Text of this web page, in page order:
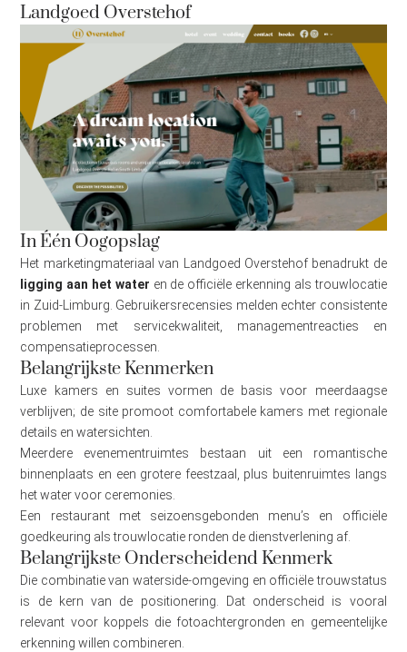
Landgoed Overstehof
In Één Oogopslag
Het marketingmateriaal van Landgoed Overstehof benadrukt de
ligging aan het water en de officiële erkenning als trouwlocatie
in Zuid-Limburg. Gebruikersrecensies melden echter consistente
problemen met servicekwaliteit, managementreacties en
compensatieprocessen.
Belangrijkste Kenmerken
Luxe kamers en suites vormen de basis voor meerdaagse
verblijven; de site promoot comfortabele kamers met regionale
details en watersichten.
Meerdere evenementruimtes bestaan uit een romantische
binnenplaats en een grotere feestzaal, plus buitenruimtes langs
het water voor ceremonies.
Een restaurant met seizoensgebonden menu’s en officiële
goedkeuring als trouwlocatie ronden de dienstverlening af.
Belangrijkste Onderscheidend Kenmerk
Die combinatie van waterside-omgeving en officiële trouwstatus
is de kern van de positionering. Dat onderscheid is vooral
relevant voor koppels die fotoachtergronden en gemeentelijke
erkenning willen combineren.